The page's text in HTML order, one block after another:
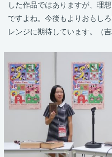
した作品ではありますが、理
ですよね。今後もよりおもし
レンジに期待しています。（吉